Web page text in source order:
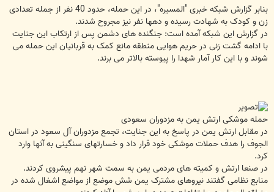
بنابر گزارش شبکه خبری "المسیره"، در این حمله، حدود 40 نفر از جمله تعدادی
زن و کودک به شهادت رسیده و دهها نفر نیز مجروح شدند.
در گزارش این شبکه آمده است: جنگنده های دشمن پس از ارتکاب این جنایت
با ادامه گشت زنی در حریم هوایی منطقه مانع کمک به قربانیان این حمله می
شوند و با این کار آمار شهدا را پیوسته بالاتر می برند.
حمله موشکی ارتش یمن به مزدوران سعودی
در مقابل ارتش یمن در پاسخ به این جنایت، تجمع مزدوران آل سعود در استان
الجوف را هدف حملات موشکی خود قرار داد و خسارتهای سنگینی به آنها وارد
کرد.
در صنعا ارتش و کمیته های مردمی یمن به سمت شهر نهم پیشروی کردند.
منابع نظامی گفتند نیروهای مشترک یمن شش موضع از مواضع اشغال شده در